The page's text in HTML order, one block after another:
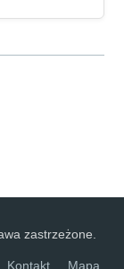
zastrzeżone.
Kontakt Mapa